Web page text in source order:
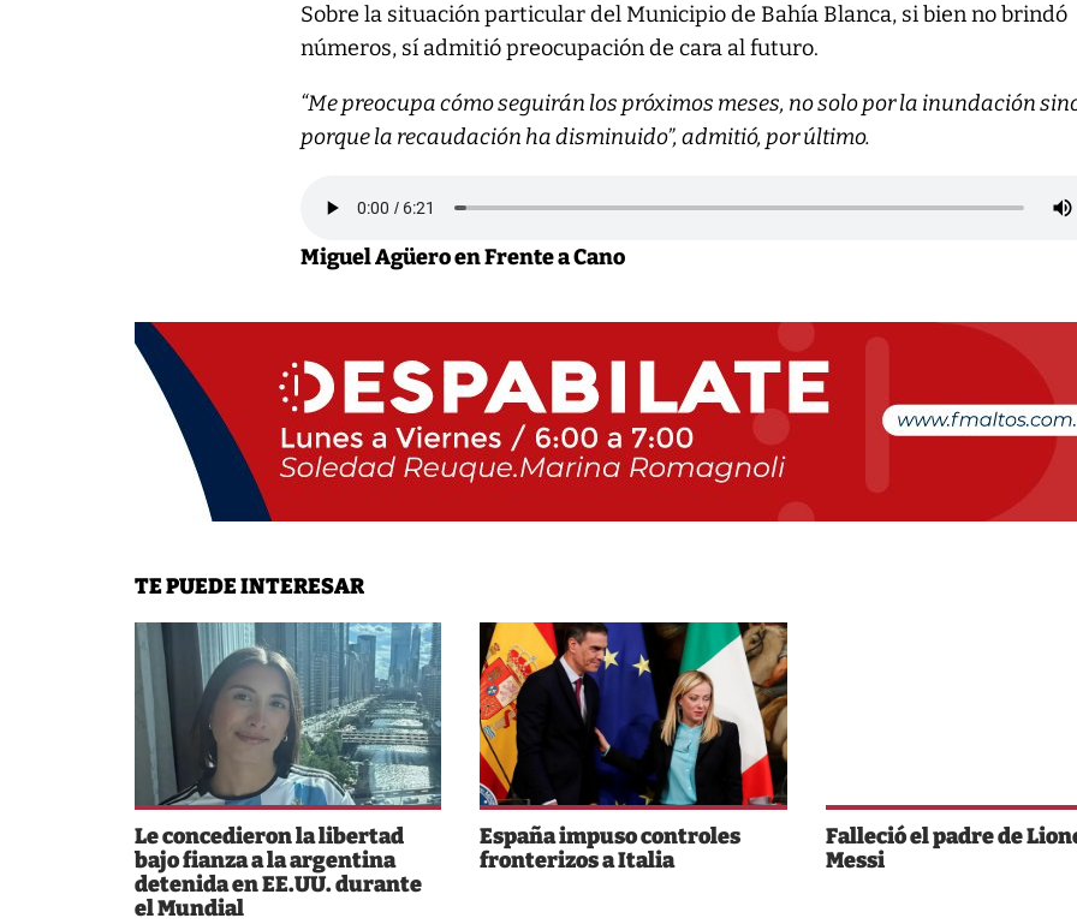
Sobre la situación particular del Municipio de Bahía Blanca, si bien no brindó
números, sí admitió preocupación de cara al futuro.
“Me preocupa cómo seguirán los próximos meses, no solo por la inundación
porque la recaudación ha disminuido”, admitió, por último.
Miguel Agüero en Frente a Cano
TE PUEDE INTERESAR
Le concedieron la libertad
bajo fianza a la argentina
detenida en EE.UU. durante
el Mundial
España impuso controles
fronterizos a Italia
Falleció el padre de
Messi